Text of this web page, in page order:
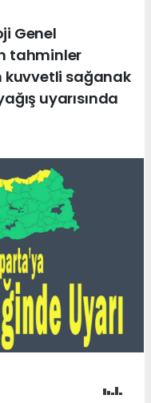
Genel
tahminler
sağanak
uyarısında